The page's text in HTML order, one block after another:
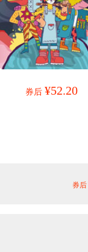
券后 ¥52.20
券后